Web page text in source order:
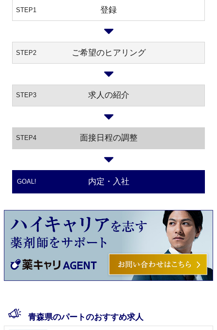
STEP1 登録
STEP2 ご希望のヒアリング
STEP3 求人の紹介
STEP4 面接日程の調整
GOAL! 内定・入社
青森県のパートのおすすめ求人